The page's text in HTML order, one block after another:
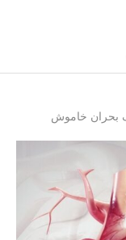
بحران خاموش